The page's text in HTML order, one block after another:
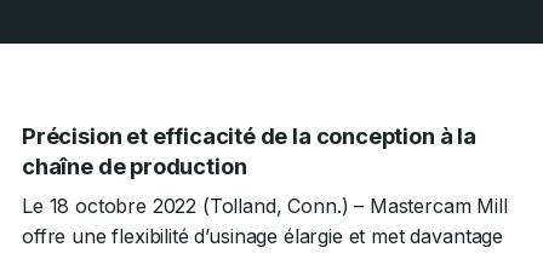
Précision et efficacité de la conception à la
chaîne de production
Le 18 octobre 2022 (Tolland, Conn.) – Mastercam Mill
offre une flexibilité d’usinage élargie et met davantage